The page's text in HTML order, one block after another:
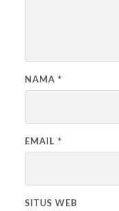
NAMA *
EMAIL *
SITUS WEB